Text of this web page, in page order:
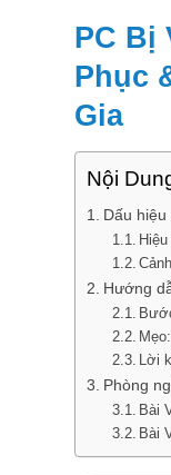
PC Bị
Phục
Gia
Nội
Dấu
Hướng
Lời
Phòng
Bài
Bài